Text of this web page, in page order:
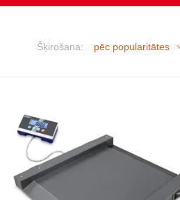
Šķirošana: pēc popularitātes